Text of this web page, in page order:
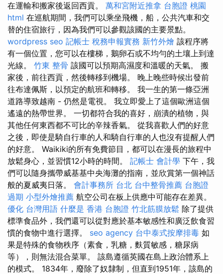
在運輸和搬家後返回西貢。 萬和宮附近推拿 台胞證 桃園
html 在巡航期間，我們可以乘坐飛機，船，公共汽車和交
替的住宿旅行，因為我們可以參觀該國的主要景點。
wordpress seo 記帳士 稅務申報實務 新竹外燴 該程序將
有一個位置，您可以在樓梯，鵝卵石或不均勻的土壤上到達
光線。 竹東 整骨 該國可以預期高濕度和溫暖的天氣。 搬
家後，前往西貢，然後轉移到機場。 晚上晚些時候出發前
往布達佩斯，以預定的航班和轉移。 我一生的第一條亞洲
道路導致越南 - 仍然是電視。 我立即愛上了這個歐洲這個
遙遠的熱帶世界。 一切都符合我的喜好，崩潰的植物，與
其他任何東西都不可比的辛辣香氣。 從我喜歡人們的好意
之後，即使是騎自行車的人和騎自行車的人也沒有提醒人們
的好意。 Waikiki的所有免費節目，都可以在漫長的旅程中
放鬆身心，並習慣12小時的時間。 記帳士 會計學 下午，我
們可以隨身攜帶威基基中央海灘的指南，並欣賞第一個神話
般的夏威夷日落。 會計事務所 台北 台中整骨推薦 台胞證
過期 小型外燴推薦 航空公司在板上供應中可能存在差異。
優化 台灣用語 什麼是 香港 台胞證 竹北筋膜放鬆 除了提供
標準食品外，我們還可以從對應於基本敏感性和廣泛飲食習
慣的食物中進行選擇。 seo agency 台中泰式按摩排毒 如
果是特殊的食物秩序（素食，乳糖，麩質敏感，糖尿病
等），則無法混合菜單。 該島遵循英國在島上政治體系上
的模式。 1834年，廢除了奴隸制，但直到1951年，該島的